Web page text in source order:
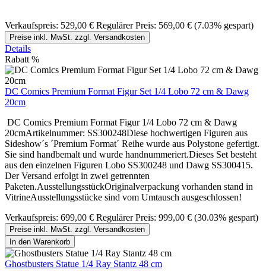
Verkaufspreis: 529,00 € Regulärer Preis: 569,00 € (7.03% gespart)
Preise inkl. MwSt. zzgl. Versandkosten
Details
Rabatt %
DC Comics Premium Format Figur Set 1/4 Lobo 72 cm & Dawg
20cm
DC Comics Premium Format Figur 1/4 Lobo 72 cm & Dawg
20cmArtikelnummer: SS300248Diese hochwertigen Figuren aus
Sideshow´s ´Premium Format´ Reihe wurde aus Polystone gefertigt.
Sie sind handbemalt und wurde handnummeriert.Dieses Set besteht
aus den einzelnen Figuren Lobo SS300248 und Dawg SS300415.
Der Versand erfolgt in zwei getrennten
Paketen.AusstellungsstückOriginalverpackung vorhanden stand in
VitrineAusstellungsstücke sind vom Umtausch ausgeschlossen!
Verkaufspreis: 699,00 € Regulärer Preis: 999,00 € (30.03% gespart)
Preise inkl. MwSt. zzgl. Versandkosten
In den Warenkorb
Ghostbusters Statue 1/4 Ray Stantz 48 cm